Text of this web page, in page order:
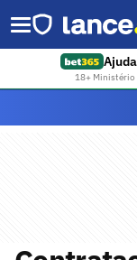
18+ Ministério